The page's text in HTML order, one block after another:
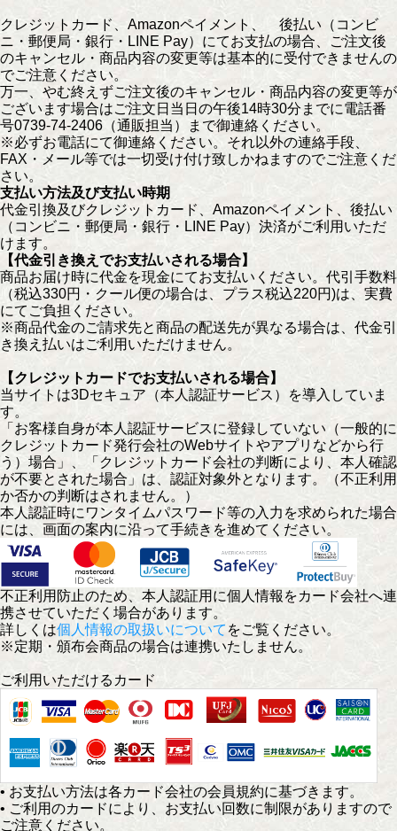
クレジットカード、Amazonペイメント、 後払い（コンビ
ニ・郵便局・銀行・LINE Pay）にてお支払の場合、ご注文後
のキャンセル・商品内容の変更等は基本的に受付できませんの
でご注意ください。
万一、やむ終えずご注文後のキャンセル・商品内容の変更等が
ございます場合はご注文日当日の午後14時30分までに電話番
号0739-74-2406（通販担当）まで御連絡ください。
※必ずお電話にて御連絡ください。それ以外の連絡手段、
FAX・メール等では一切受け付け致しかねますのでご注意くだ
さい。
支払い方法及び支払い時期
代金引換及びクレジットカード、Amazonペイメント、後払い
（コンビニ・郵便局・銀行・LINE Pay）決済がご利用いただ
けます。
【代金引き換えでお支払いされる場合】
商品お届け時に代金を現金にてお支払いください。代引手数料
（税込330円・クール便の場合は、プラス税込220円)は、実費
にてご負担ください。
※商品代金のご請求先と商品の配送先が異なる場合は、代金引
き換え払いはご利用いただけません。
【クレジットカードでお支払いされる場合】
当サイトは3Dセキュア（本人認証サービス）を導入していま
す。
「お客様自身が本人認証サービスに登録していない（一般的に
クレジットカード発行会社のWebサイトやアプリなどから行
う）場合」、「クレジットカード会社の判断により、本人確認
が不要とされた場合」は、認証対象外となります。（不正利用
か否かの判断はされません。）
本人認証時にワンタイムパスワード等の入力を求められた場合
には、画面の案内に沿って手続きを進めてください。
不正利用防止のため、本人認証用に個人情報をカード会社へ連
携させていただく場合があります。
詳しくは個人情報の取扱いについて をご覧ください。
※定期・頒布会商品の場合は連携いたしません。
ご利用いただけるカード
• お支払い方法は各カード会社の会員規約に基づきます。
• ご利用のカードにより、お支払い回数に制限がありますので
ご注意ください。